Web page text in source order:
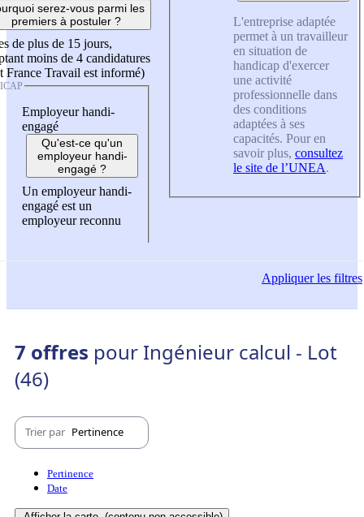
serez-vous parmi les
premiers à postuler ?
de plus de 15 jours,
moins de 4 candidatures
France Travail est informé)
Employeur handi-
engagé
Qu'est-ce qu'un
employeur handi-
engagé ?
Un employeur handi-
engagé est un
employeur reconnu
L'entreprise adaptée
permet à un travailleur
en situation de
handicap d'exercer
une activité
professionnelle dans
des conditions
adaptées à ses
capacités. Pour en
savoir plus, consultez
le site de l’UNEA.
Appliquerles filtres
7 offres pour Ingénieur calcul - Lot
(46)
Trier par Pertinence
Pertinence
Date